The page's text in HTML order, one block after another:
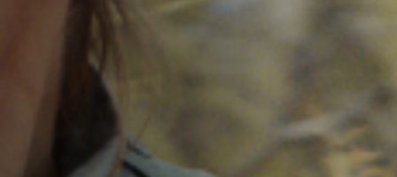
Presse / Pro
EN
Emplois